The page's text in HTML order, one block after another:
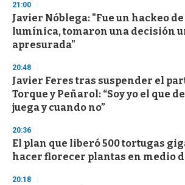
21:00
Javier Nóblega: "Fue un hackeo
lumínica, tomaron una decisión
apresurada"
20:48
Javier Feres tras suspender el
Torque y Peñarol: “Soy yo el que
juega y cuando no”
20:36
El plan que liberó 500 tortugas
hacer florecer plantas en medio
20:18